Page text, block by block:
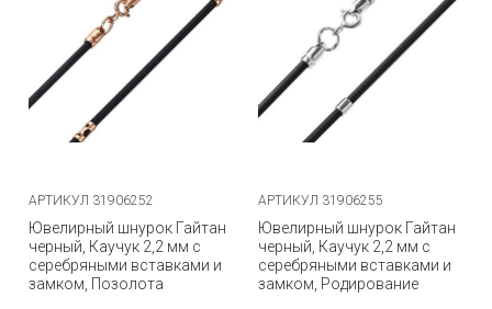
АРТИКУЛ 31906252
Ювелирный шнурок Гайтан
черный, Каучук 2,2 мм с
серебряными вставками и
замком, Позолота
АРТИКУЛ 31906255
Ювелирный шнурок Гайтан
черный, Каучук 2,2 мм с
серебряными вставками и
замком, Родирование